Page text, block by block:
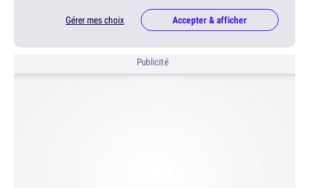
Gérer mes choix Accepter & afficher
Publicité